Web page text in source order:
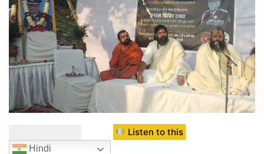
Listen to this
Hindi